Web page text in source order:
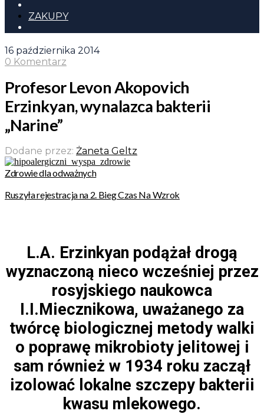
ZAKUPY
16 października 2014
0 Komentarz
Profesor Levon Akopovich
Erzinkyan, wynalazca bakterii
„Narine”
Dodane przez: Żaneta Geltz
Zdrowie dla odważnych
Ruszyła rejestracja na 2. Bieg Czas Na Wzrok
L.A. Erzinkyan podążał drogą
wyznaczoną nieco wcześniej przez
rosyjskiego naukowca
I.I.Miecznikowa, uważanego za
twórcę biologicznej metody walki
o poprawę mikrobioty jelitowej i
sam również w 1934 roku zaczął
izolować lokalne szczepy bakterii
kwasu mlekowego.